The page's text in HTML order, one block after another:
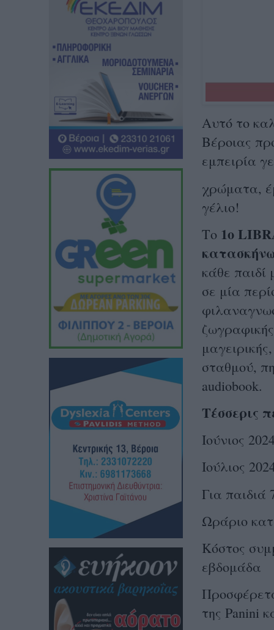
Αυτό το
Βέροιας
εμπειρία
χρώματα,
γέλιο!
Το 1ο
κάθε παιδί
σε μία
σταθμού,
audiobook.
Τέσσερις
Ιούνιος
Ιούλιος
Για παιδιά
Ωράριο
Κόστος
εβδομάδα
της Panini